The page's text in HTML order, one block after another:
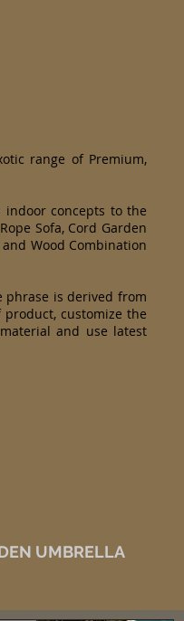
range of Premium,
concepts to the
Sofa, Cord Garden
and Wood Combination
phrase is derived from
customize the
and use latest
UMBRELLA